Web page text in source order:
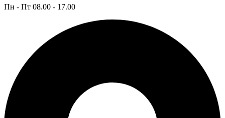
Пн - Пт 08.00 - 17.00